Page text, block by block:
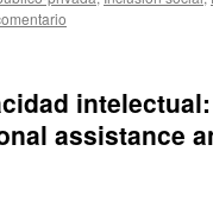
assistance